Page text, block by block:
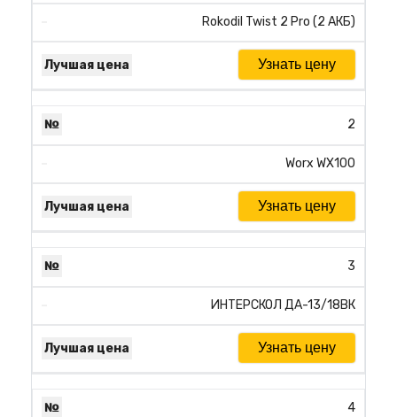
Rokodil Twist 2 Pro (2 АКБ)
Узнать цену
2
Worx WX100
Узнать цену
3
ИНТЕРСКОЛ ДА-13/18ВК
Узнать цену
4